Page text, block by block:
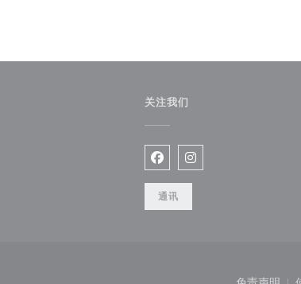
关注我们
Facebook ((在新窗口中打
Instagram ((在新窗
通讯